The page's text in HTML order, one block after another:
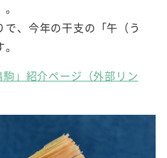
、今年の干支の「午（う
」紹介ページ（外部リン